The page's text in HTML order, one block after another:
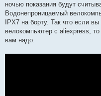
л
е
н
н
я
ночью показания будут
Водонепроницаемый
IPX7 на борту. Так что если
велокомпьютер с aliexpress,
вам надо.